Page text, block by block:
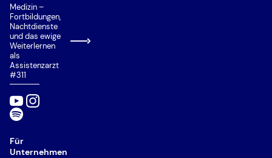
Medizin –
Fortbildungen,
Nachtdienste
und das ewige
Weiterlernen
als
Assistenzarzt
#311
Für
Unternehmen